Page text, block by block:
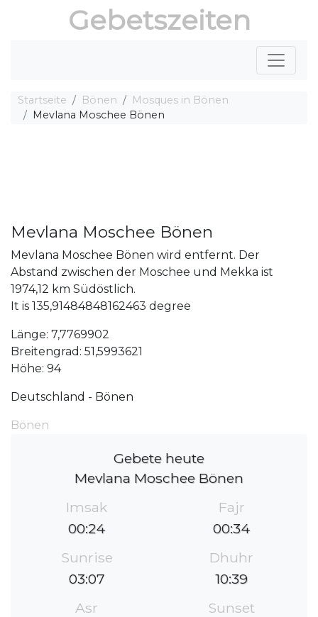
Gebetszeiten
Startseite Bönen
Mosques in Bönen
Mevlana Moschee Bönen
Mevlana Moschee Bönen
Mevlana Moschee Bönen wird entfernt. Der
Abstand zwischen der Moschee und Mekka ist
1974,12 km Südöstlich.
It is 135,91484848162463 degree
Länge: 7,7769902
Breitengrad: 51,5993621
Höhe: 94
Deutschland - Bönen
Bönen
Gebete heute
Mevlana Moschee Bönen
Imsak
00:24
Fajr
00:34
Sunrise
03:07
Dhuhr
10:39
Asr
Sunset